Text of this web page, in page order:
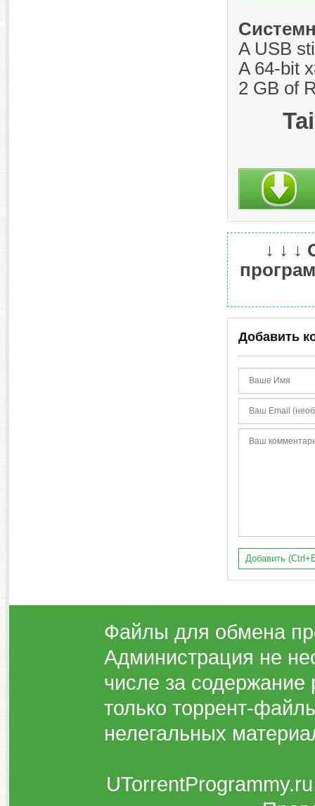
A USB
A 64-bit
2 GB of
↓ ↓ ↓
Добавить
Добавить
Файлы для обмена
Администрация не
числе за
только торрент-
нелегальных
UTorrentProgrammy.ru